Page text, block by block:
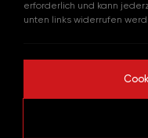
erforderlich und kann
unten links widerrufen